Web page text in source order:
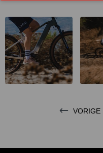
VORIGE